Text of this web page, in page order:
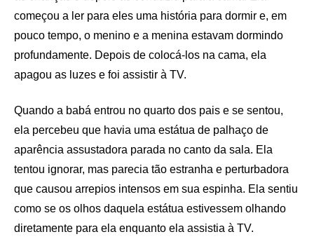
começou a ler para eles uma história para dormir e, em
pouco tempo, o menino e a menina estavam dormindo
profundamente. Depois de colocá-los na cama, ela
apagou as luzes e foi assistir à TV.
Quando a babá entrou no quarto dos pais e se sentou,
ela percebeu que havia uma estátua de palhaço de
aparência assustadora parada no canto da sala. Ela
tentou ignorar, mas parecia tão estranha e perturbadora
que causou arrepios intensos em sua espinha. Ela sentiu
como se os olhos daquela estátua estivessem olhando
diretamente para ela enquanto ela assistia à TV.